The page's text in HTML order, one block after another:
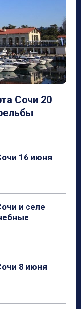
Сочи 20
16 июня
и селе
8 июня